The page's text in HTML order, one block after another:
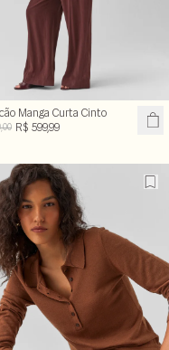
Manga Curta Cinto
R$ 599,99